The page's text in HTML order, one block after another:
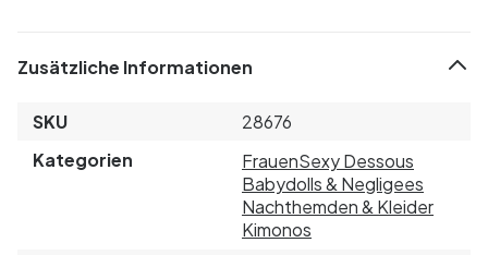
Zusätzliche Informationen
SKU
28676
Kategorien
FrauenSexy Dessous
Babydolls & Negligees
Nachthemden & Kleider
Kimonos